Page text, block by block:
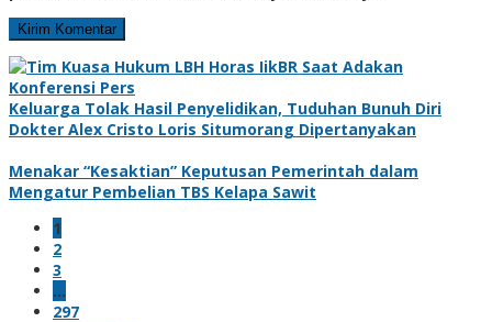
Keluarga Tolak Hasil Penyelidikan, Tuduhan Bunuh Diri
Dokter Alex Cristo Loris Situmorang Dipertanyakan
Menakar “Kesaktian” Keputusan Pemerintah dalam
Mengatur Pembelian TBS Kelapa Sawit
1
2
3
…
297